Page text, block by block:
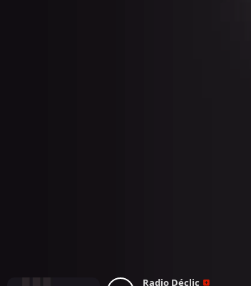
Radio Déclic